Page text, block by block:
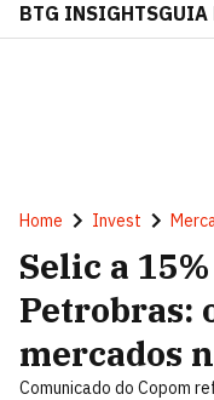
BTG INSIGHTSGUIA
Home Invest
Selic a
Petrobras:
mercados
Comunicado do Copom